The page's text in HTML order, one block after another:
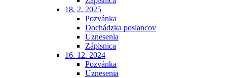
18. 2. 2025
Pozvánka
Dochádzka poslancov
Uznesenia
Zápisnica
16. 12. 2024
Pozvánka
Uznesenia